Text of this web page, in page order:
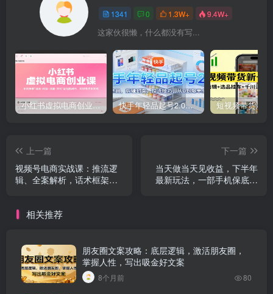
1341 0 1.3W+ 9.4W+
这家伙很懒，什么都没有写...
小红书虚拟电商创业课，系统拆解选品-内容-流量-变现，实现零成本变现 快手年轻品起号2.0：养号选品，剪辑封面，投流技巧，从0到爆单全流程
上一篇
视频号电商实战课：推流逻
辑、全案解析，话术框架，
下一篇
当天做当天见收益，下半年
最新玩法，一部手机保底日
相关推荐
朋友圈文案攻略：底层逻辑，激活朋友圈，
掌握人性，写出吸金好文案
8个月前 80